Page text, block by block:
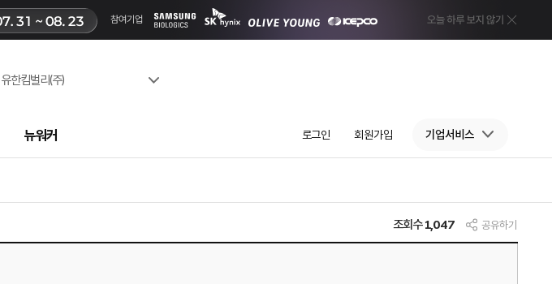
유한킴벌리(주)
(주)셀트리온제약
주식회사 캠코에프엠씨
뉴워커 로그인 회원가입 기업서비스
조회수1,047 공유하기